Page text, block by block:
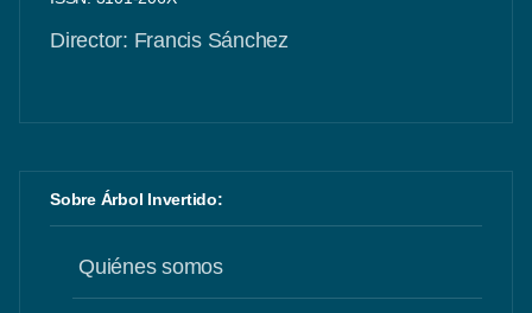
Director: Francis Sánchez
Sobre Árbol Invertido:
Quiénes somos